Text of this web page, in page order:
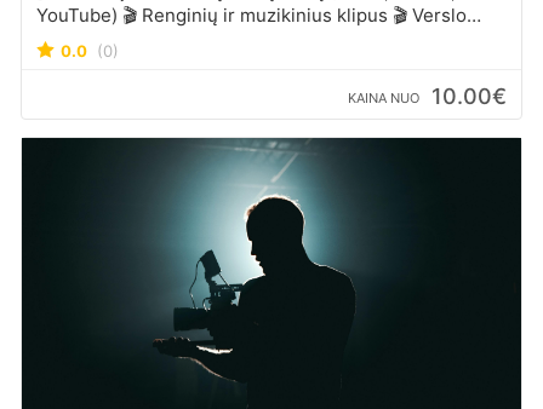
YouTube) 🎬 Renginių ir muzikinius klipus 🎬 Verslo
reklaminius filmukus, produktų pristatymus 🎬
Kūrybišką montažą su efektais, titrais, spalvų korekcija
👉 Kodėl verta? Nes man svarbiausia jūsų idėja,
kokybė ir rezultatas, kuris išsiskiria. Parašykite man –
aptarsime jūsų viziją ir sukursime video, kurį bus
malonu žiūrėti bei dalintis.
0.0 (0)
KAINA NUO 10.00€